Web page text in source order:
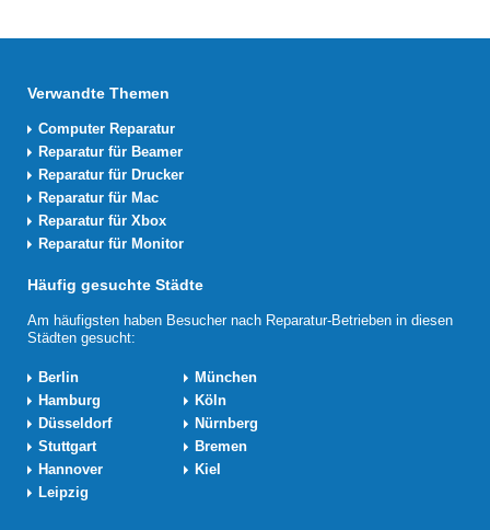
Verwandte Themen
Computer Reparatur
Reparatur für Beamer
Reparatur für Drucker
Reparatur für Mac
Reparatur für Xbox
Reparatur für Monitor
Häufig gesuchte Städte
Am häufigsten haben Besucher nach Reparatur-Betrieben in diesen
Städten gesucht:
Berlin
München
Hamburg
Köln
Düsseldorf
Nürnberg
Stuttgart
Bremen
Hannover
Kiel
Leipzig